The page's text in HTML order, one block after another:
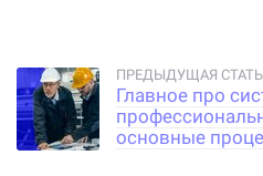
Главное про
основные